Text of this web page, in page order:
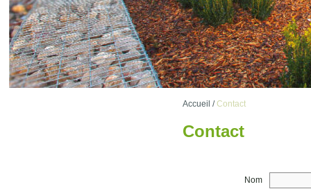
Accueil /Contact
Contact
Nom